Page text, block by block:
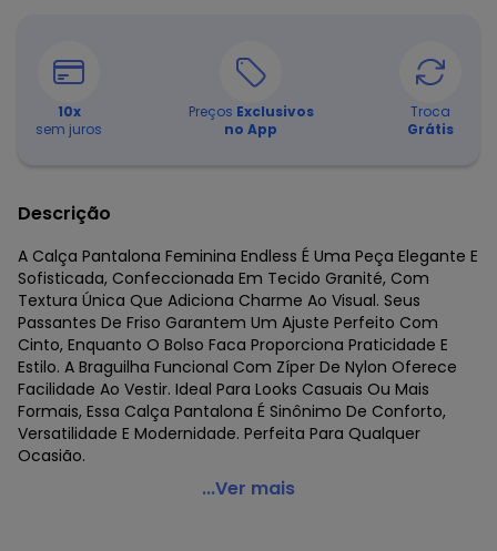
10x
sem juros
Preços Exclusivos
no App
Troca
Grátis
Descrição
A Calça Pantalona Feminina Endless É Uma Peça Elegante E
Sofisticada, Confeccionada Em Tecido Granité, Com
Textura Única Que Adiciona Charme Ao Visual. Seus
Passantes De Friso Garantem Um Ajuste Perfeito Com
Cinto, Enquanto O Bolso Faca Proporciona Praticidade E
Estilo. A Braguilha Funcional Com Zíper De Nylon Oferece
Facilidade Ao Vestir. Ideal Para Looks Casuais Ou Mais
Formais, Essa Calça Pantalona É Sinônimo De Conforto,
Versatilidade E Modernidade. Perfeita Para Qualquer
Ocasião.
Endless - Calça Pantalona Feminina Preto
...Ver mais